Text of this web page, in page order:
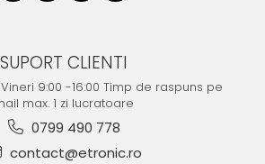
SUPORT CLIENTI
9:00 -16:00 Timp de raspuns pe
max. 1 zi lucratoare
0799 490 778
contact@etronic.ro